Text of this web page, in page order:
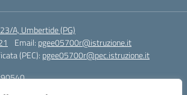
A, Umbertide (PG)
Email: pgee05700r@istruzione.it
(PEC): pgee05700r@pec.istruzione.it